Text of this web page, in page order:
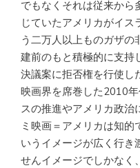
でもなくそれは従来から
じていたアメリカがイ
う二万人以上ものガザ
建前のもと積極的に支持
決議案に拒否権を行使し
映画界を席巻した2010
スの推進やアメリカ政治
ミ映画＝アメリカは知的
いうイメージが広く行き
せんイメージでしかなく